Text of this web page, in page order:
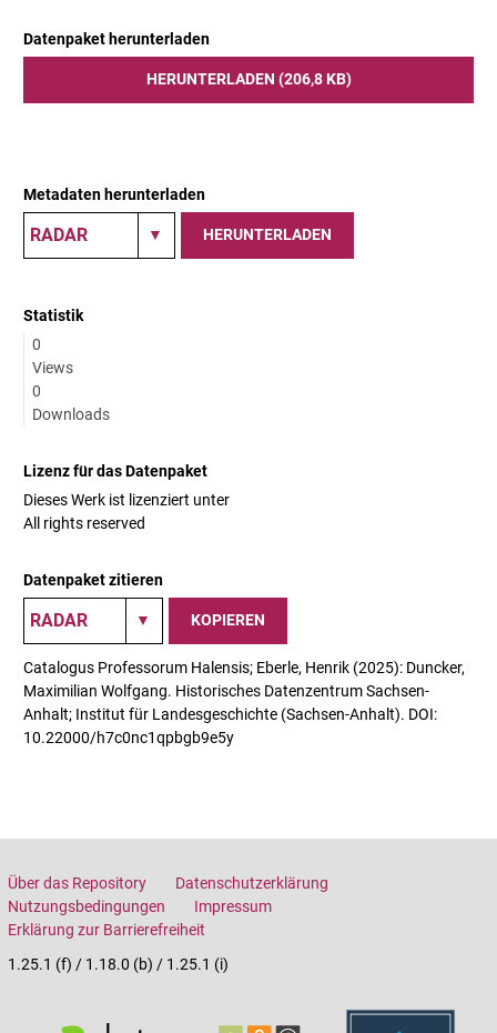
Datenpaket herunterladen
HERUNTERLADEN (206,8 KB)
Metadaten herunterladen
HERUNTERLADEN
Statistik
0
Views
0
Downloads
Lizenz für das Datenpaket
Dieses Werk ist lizenziert unter
All rights reserved
Datenpaket zitieren
KOPIEREN
Catalogus Professorum Halensis; Eberle, Henrik (2025): Duncker,
Maximilian Wolfgang. Historisches Datenzentrum Sachsen-
Anhalt; Institut für Landesgeschichte (Sachsen-Anhalt). DOI:
10.22000/h7c0nc1qpbgb9e5y
Über das Repository
Datenschutzerklärung
Nutzungsbedingungen
Impressum
Erklärung zur Barrierefreiheit
1.25.1 (f) / 1.18.0 (b) / 1.25.1 (i)